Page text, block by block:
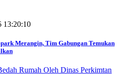
13:20:10
Merangin, Tim Gabungan Temukan